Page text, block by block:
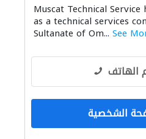
Muscat Technical
as a technical services
Sultanate of Om... See
الهاتف
الشخصية